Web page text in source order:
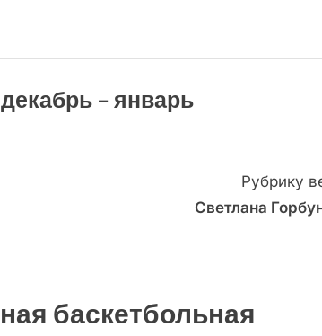
– январь
Рубрику
Светлана
баскетбольная